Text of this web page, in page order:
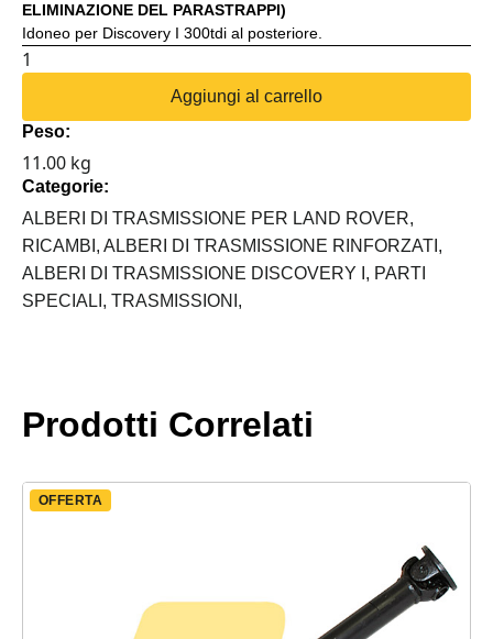
ELIMINAZIONE DEL PARASTRAPPI)
Idoneo per Discovery I 300tdi al posteriore.
ALBERO
GRAND'ANGOLO
DISCOVERY
I
300TDI
quantità
Aggiungi al carrello
Peso:
11.00 kg
Categorie:
ALBERI DI TRASMISSIONE PER LAND ROVER,
RICAMBI, ALBERI DI TRASMISSIONE RINFORZATI,
ALBERI DI TRASMISSIONE DISCOVERY I, PARTI
SPECIALI, TRASMISSIONI,
Prodotti Correlati
OFFERTA